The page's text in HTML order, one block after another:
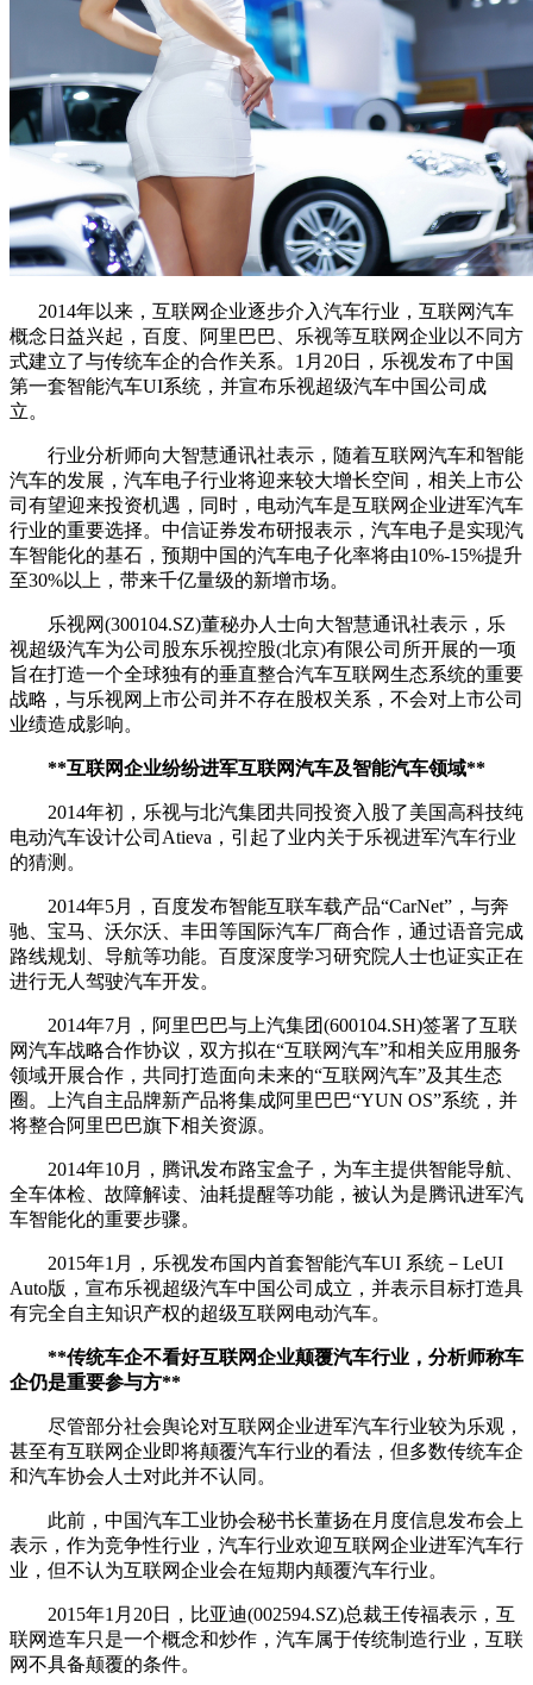
2014年以来，互联网企业逐步介入汽车行业，互联网汽车
概念日益兴起，百度、阿里巴巴、乐视等互联网企业以不同方
式建立了与传统车企的合作关系。1月20日，乐视发布了中国
第一套智能汽车UI系统，并宣布乐视超级汽车中国公司成
立。
行业分析师向大智慧通讯社表示，随着互联网汽车和智能
汽车的发展，汽车电子行业将迎来较大增长空间，相关上市公
司有望迎来投资机遇，同时，电动汽车是互联网企业进军汽车
行业的重要选择。中信证券发布研报表示，汽车电子是实现汽
车智能化的基石，预期中国的汽车电子化率将由10%-15%提升
至30%以上，带来千亿量级的新增市场。
乐视网(300104.SZ)董秘办人士向大智慧通讯社表示，乐
视超级汽车为公司股东乐视控股(北京)有限公司所开展的一项
旨在打造一个全球独有的垂直整合汽车互联网生态系统的重要
战略，与乐视网上市公司并不存在股权关系，不会对上市公司
业绩造成影响。
**互联网企业纷纷进军互联网汽车及智能汽车领域**
2014年初，乐视与北汽集团共同投资入股了美国高科技纯
电动汽车设计公司Atieva，引起了业内关于乐视进军汽车行业
的猜测。
2014年5月，百度发布智能互联车载产品“CarNet”，与奔
驰、宝马、沃尔沃、丰田等国际汽车厂商合作，通过语音完成
路线规划、导航等功能。百度深度学习研究院人士也证实正在
进行无人驾驶汽车开发。
2014年7月，阿里巴巴与上汽集团(600104.SH)签署了互联
网汽车战略合作协议，双方拟在“互联网汽车”和相关应用服务
领域开展合作，共同打造面向未来的“互联网汽车”及其生态
圈。上汽自主品牌新产品将集成阿里巴巴“YUN OS”系统，并
将整合阿里巴巴旗下相关资源。
2014年10月，腾讯发布路宝盒子，为车主提供智能导航、
全车体检、故障解读、油耗提醒等功能，被认为是腾讯进军汽
车智能化的重要步骤。
2015年1月，乐视发布国内首套智能汽车UI 系统－LeUI
Auto版，宣布乐视超级汽车中国公司成立，并表示目标打造具
有完全自主知识产权的超级互联网电动汽车。
**传统车企不看好互联网企业颠覆汽车行业，分析师称车
企仍是重要参与方**
尽管部分社会舆论对互联网企业进军汽车行业较为乐观，
甚至有互联网企业即将颠覆汽车行业的看法，但多数传统车企
和汽车协会人士对此并不认同。
此前，中国汽车工业协会秘书长董扬在月度信息发布会上
表示，作为竞争性行业，汽车行业欢迎互联网企业进军汽车行
业，但不认为互联网企业会在短期内颠覆汽车行业。
2015年1月20日，比亚迪(002594.SZ)总裁王传福表示，互
联网造车只是一个概念和炒作，汽车属于传统制造行业，互联
网不具备颠覆的条件。